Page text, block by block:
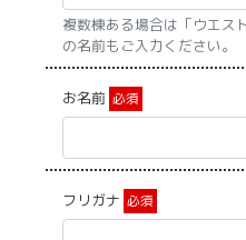
複数棟ある場合は「ウエス
の名前もご入力ください。
お名前 必須
フリガナ 必須